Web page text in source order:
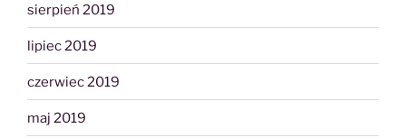
sierpień 2019
lipiec 2019
czerwiec 2019
maj 2019